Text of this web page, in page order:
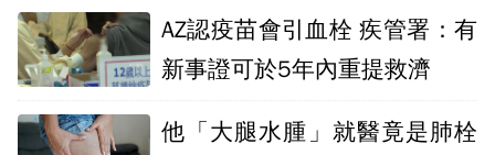
AZ認疫苗會引血栓 疾管署：有
新事證可於5年內重提救濟
他「大腿水腫」就醫竟是肺栓